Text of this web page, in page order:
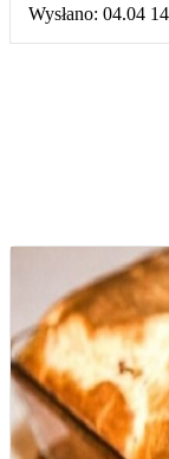
Wysłano: 04.04